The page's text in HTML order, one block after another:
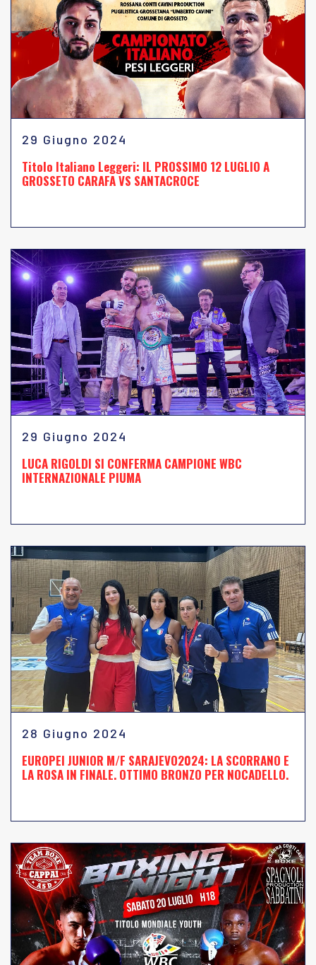
29 Giugno 2024
Titolo Italiano Leggeri: IL PROSSIMO 12 LUGLIO A
GROSSETO CARAFA VS SANTACROCE
29 Giugno 2024
LUCA RIGOLDI SI CONFERMA CAMPIONE WBC
INTERNAZIONALE PIUMA
28 Giugno 2024
EUROPEI JUNIOR M/F SARAJEVO2024: LA SCORRANO E
LA ROSA IN FINALE. OTTIMO BRONZO PER NOCADELLO.